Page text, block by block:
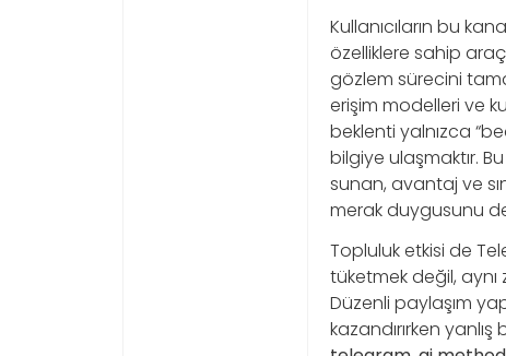
Kullanıcıların bu
özelliklere sahip
gözlem sürecini
erişim modelleri ve
beklenti yalnızca
bilgiye ulaşmaktır.
sunan, avantaj ve
merak duygusunu
Topluluk etkisi de
tüketmek değil,
Düzenli paylaşım
kazandırırken